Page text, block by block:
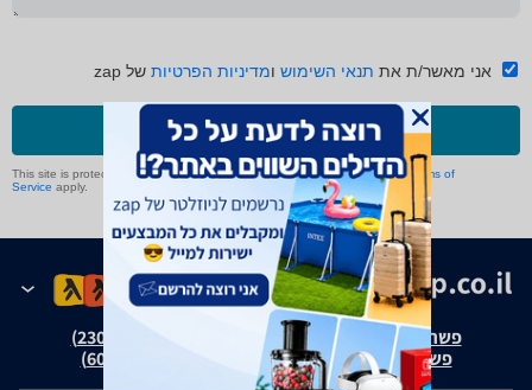
אני מאשר/ת את תנאי השימוש ומדיניות הפרטיות של zap
שליחה
This site is protected by reCAPTCHA and the GooglePrivacy Policyand Terms of
Service apply.
פשרה בת"צ אבנצ'יק נ' זאפ גרופ (ת"צ 23008-08-20)
פשרה בת"צ כהנים נ' זאפ גרופ (ת"צ 60371-12-19)